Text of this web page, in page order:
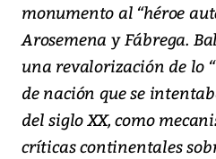
monumento al “héroe
Arosemena y Fábrega.
una revalorización de lo
de nación que se
del siglo XX, como
críticas continentales